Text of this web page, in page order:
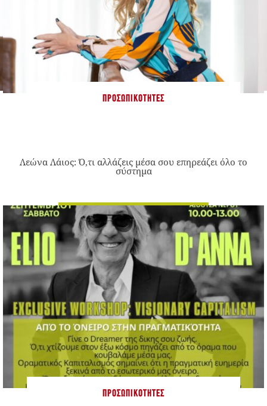
ΠΡΟΣΩΠΙΚΌΤΗΤΕΣ
Λεώνα Λάιος: Ό,τι αλλάζεις μέσα σου επηρεάζει όλο το
σύστημα
ΠΡΟΣΩΠΙΚΌΤΗΤΕΣ